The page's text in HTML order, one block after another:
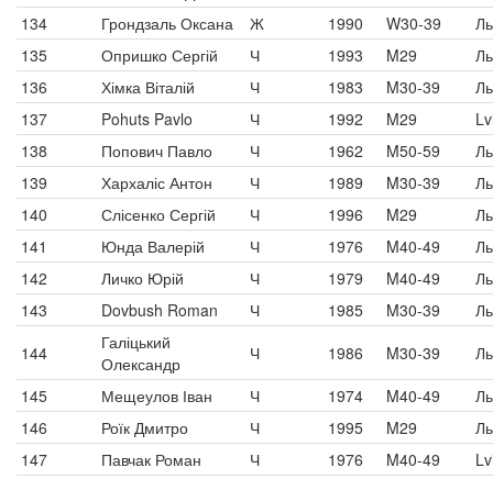
134
Грондзаль Оксана Ж 1990 W30-39
135
Опришко Сергій Ч 1993 M29
136
Хімка Віталій Ч 1983 M30-39
137
Pohuts Pavlo Ч 1992 M29
138
Попович Павло Ч 1962 M50-59
139
Хархаліс Антон Ч 1989 M30-39
140
Слісенко Сергій Ч 1996 M29
141
Юнда Валерій Ч 1976 M40-49
142
Личко Юрій Ч 1979 M40-49
143
Dovbush Roman Ч 1985 M30-39
144
Галіцький
Олександр
Ч 1986 M30-39
145
Мещеулов Іван Ч 1974 M40-49
146
Роїк Дмитро Ч 1995 M29
147
Павчак Роман Ч 1976 M40-49